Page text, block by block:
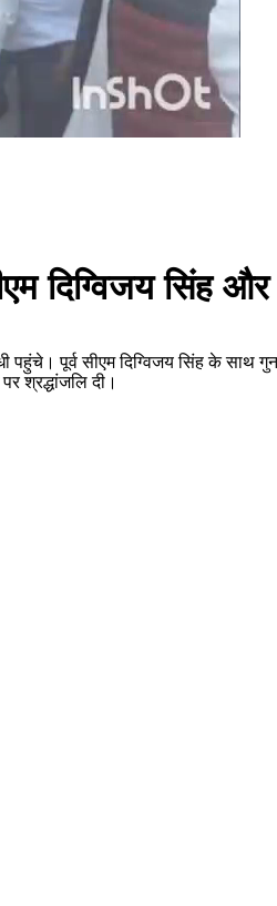
दिग्विजय सिंह
पहुंचे। पूर्व सीएम दिग्विजय सिंह के साथ
श्रद्धांजलि दी।